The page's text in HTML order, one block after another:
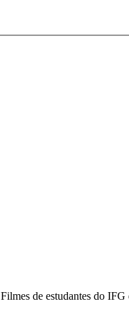
Filmes de estudantes do